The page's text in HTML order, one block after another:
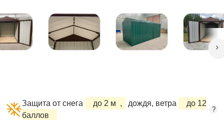
Защита от снега до 2 м , дождя, ветра
до 12
баллов
?